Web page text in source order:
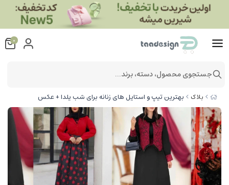
بلاگ بهترین تیپ و استایل های زنانه برای شب یلدا + عکس
0
جستجوی محصول، دسته، برند...